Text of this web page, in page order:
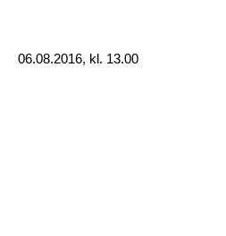
06.08.2016, kl. 13.00
Nygårds